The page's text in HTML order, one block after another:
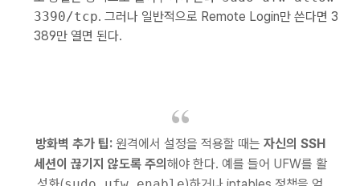
3390/tcp. 그러나 일반적으로 Remote Login만 쓴다면 3
389만 열면 된다.
방화벽 추가 팁:원격에서 설정을 적용할 때는 자신의 SSH
세션이 끊기지 않도록 주의 해야 한다. 예를 들어 UFW를 활